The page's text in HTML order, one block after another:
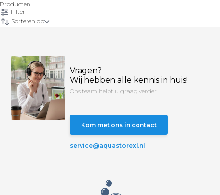
Producten
Filter
Sorteren op
Vragen?
Wij hebben alle kennis in huis!
Ons team helpt u graag verder...
Kom met ons in contact
service@aquastorexl.nl